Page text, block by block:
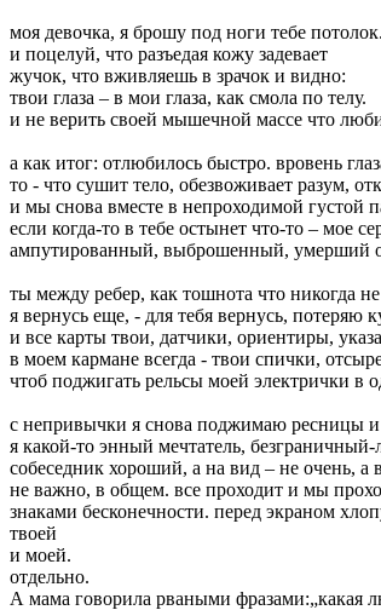
моя девочка, я брошу под ноги тебе потолок.
и поцелуй, что разъедая кожу задевает
жучок, что вживляешь в зрачок и видно:
твои глаза – в мои глаза, как смола по телу.
и не верить своей мышечной массе что
а как итог: отлюбилось быстро. вровень
то - что сушит тело, обезвоживает разум,
и мы снова вместе в непроходимой густой
если когда-то в тебе остынет что-то – мое
ампутированный, выброшенный, умерший
ты между ребер, как тошнота что никогда
я вернусь еще, - для тебя вернусь, потеряю
и все карты твои, датчики, ориентиры,
в моем кармане всегда - твои спички,
чтоб поджигать рельсы моей электрички в
с непривычки я снова поджимаю ресницы
я какой-то энный мечтатель,
собеседник хороший, а на вид – не очень,
не важно, в общем. все проходит и мы
знаками бесконечности. перед экраном
твоей
и моей.
отдельно.
А мама говорила рваными фразами:„какая